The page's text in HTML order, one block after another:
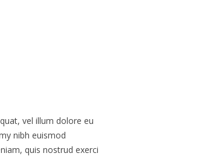
vel illum dolore eu
nibh euismod
quis nostrud exerci